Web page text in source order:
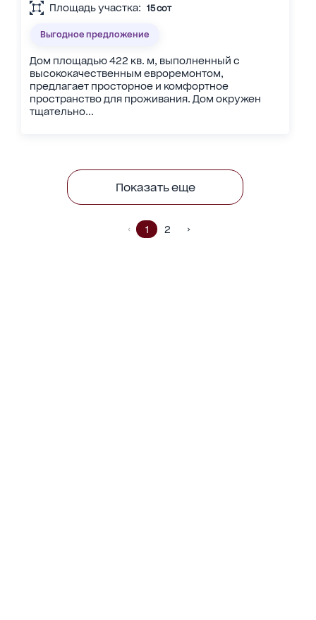
Площадь участка: 15 сот
Выгодное предложение
Дом площадью 422 кв. м, выполненный с
высококачественным евроремонтом,
предлагает просторное и комфортное
пространство для проживания. Дом окружен
тщательно...
Показать еще
1 2